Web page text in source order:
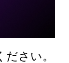
さい。